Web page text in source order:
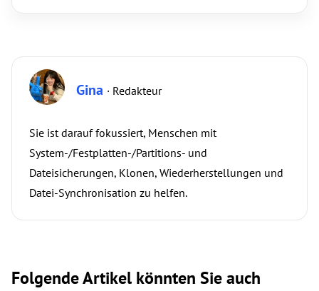
Gina · Redakteur
Sie ist darauf fokussiert, Menschen mit
System-/Festplatten-/Partitions- und
Dateisicherungen, Klonen, Wiederherstellungen und
Datei-Synchronisation zu helfen.
Folgende Artikel könnten Sie auch